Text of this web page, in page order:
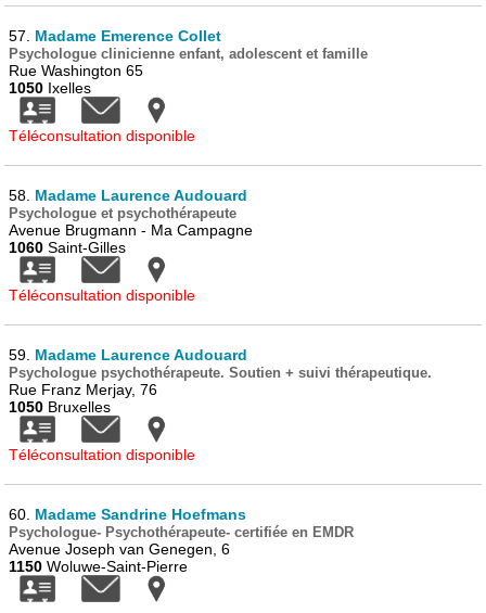
57. Madame Emerence Collet
Psychologue clinicienne enfant, adolescent et famille
Rue Washington 65
1050 Ixelles
Téléconsultation disponible
58. Madame Laurence Audouard
Psychologue et psychothérapeute
Avenue Brugmann - Ma Campagne
1060 Saint-Gilles
Téléconsultation disponible
59. Madame Laurence Audouard
Psychologue psychothérapeute. Soutien + suivi thérapeutique.
Rue Franz Merjay, 76
1050 Bruxelles
Téléconsultation disponible
60. Madame Sandrine Hoefmans
Psychologue- Psychothérapeute- certifiée en EMDR
Avenue Joseph van Genegen, 6
1150 Woluwe-Saint-Pierre